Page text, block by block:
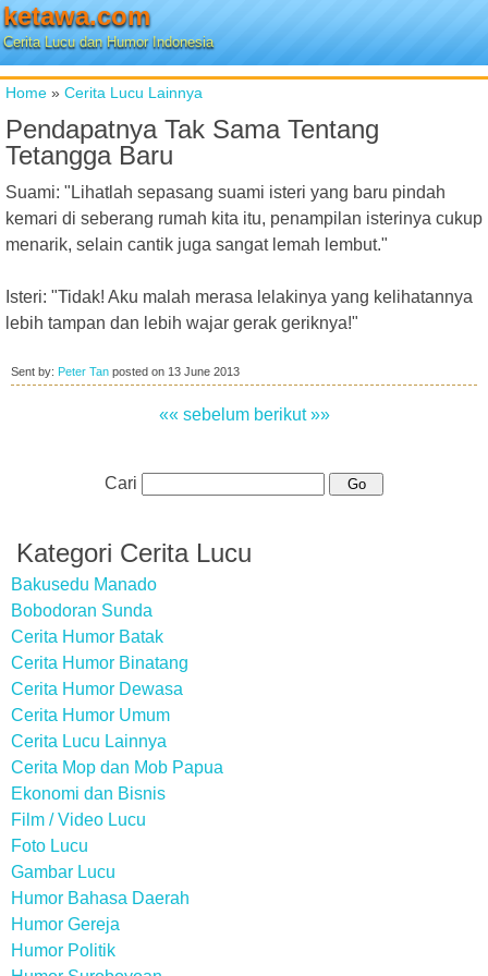
ketawa.com
Cerita Lucu dan Humor Indonesia
Home » Cerita Lucu Lainnya
Pendapatnya Tak Sama Tentang
Tetangga Baru
Suami: "Lihatlah sepasang suami isteri yang baru pindah
kemari di seberang rumah kita itu, penampilan isterinya cukup
menarik, selain cantik juga sangat lemah lembut."
Isteri: "Tidak! Aku malah merasa lelakinya yang kelihatannya
lebih tampan dan lebih wajar gerak geriknya!"
Sent by: Peter Tan posted on 13 June 2013
«« sebelum berikut »»
Cari
Kategori Cerita Lucu
Bakusedu Manado
Bobodoran Sunda
Cerita Humor Batak
Cerita Humor Binatang
Cerita Humor Dewasa
Cerita Humor Umum
Cerita Lucu Lainnya
Cerita Mop dan Mob Papua
Ekonomi dan Bisnis
Film / Video Lucu
Foto Lucu
Gambar Lucu
Humor Bahasa Daerah
Humor Gereja
Humor Politik